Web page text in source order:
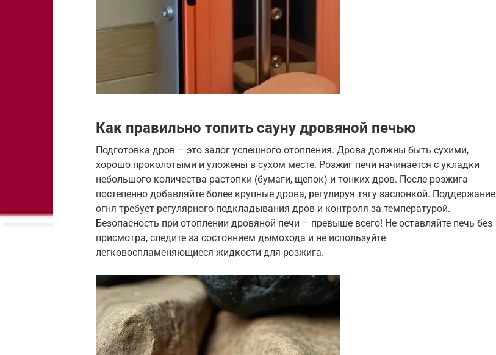
Как правильно топить сауну дровяной печью
Подготовка дров – это залог успешного отопления. Дрова должны быть сухими,
хорошо проколотыми и уложены в сухом месте. Розжиг печи начинается с укладки
небольшого количества растопки (бумаги, щепок) и тонких дров. После розжига
постепенно добавляйте более крупные дрова, регулируя тягу заслонкой. Поддержание
огня требует регулярного подкладывания дров и контроля за температурой.
Безопасность при отоплении дровяной печи – превыше всего! Не оставляйте печь без
присмотра, следите за состоянием дымохода и не используйте
легковоспламеняющиеся жидкости для розжига.